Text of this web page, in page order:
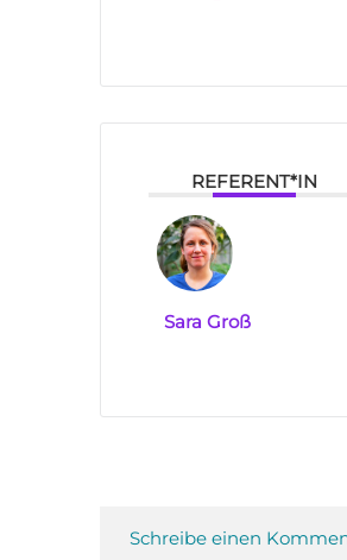
REFERENT*IN
Sara Groß
Schreibe einen